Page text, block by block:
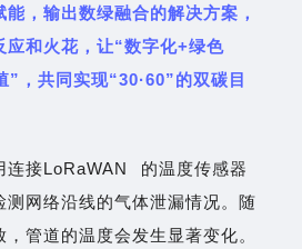
，输出数绿融合的解决方案，
应和火花，让“数字化+绿色
”，共同实现“30·60”的双碳目
连接LoRaWAN
的温度传感器
测网络沿线的气体泄漏情况。随
管道的温度会发生显著变化。